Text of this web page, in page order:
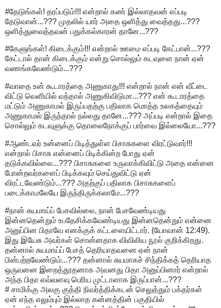
#தேடுங்கள்! தரப்படும்!!! என்றால் கண் இல்லாதவன் எப்படி
தேடுவான்...??? முதலில் யார் அதை ஒளித்து வைத்தது...???
ஒளித்துவைத்தவன் பதுக்கல்காரன் தானே...???
#கேளுங்கள்! கிடைக்கும்!!! என்றால் ஊமை எப்படி கேட்பான்...???
கேட்டால் தான் கிடைக்கும் என்று சொல்லும் கடவுளை நான் ஏன்
வணங்கவேண்டும்...???
#வாதை உன் கூடாரத்தை அணுகாது!!! என்றால் நான் என் வீட்டை
விட்டு வெளியில் வந்தால் அணுகிவிடுமா...??? என் கூடாரத்தை
மட்டும் அணுகாமல் இருப்பதற்கு பதிலாக மொத்த உலகத்தையும்
அணுகாமல் இருந்தால் நல்லது தானே...??? அப்படி என்றால் இதை
சொல்லும் கடவுளுக்கு தொலைநோக்குப் பார்வை இல்லையோ...???
#ஆண்டவர் உன்னைப் பிடித்துள்ள பிசாசுகளை விரட்டுவார்!!!
என்றால் பிசாசு என்னைப் பிடிக்கின்ற போது ஏன்
தடுக்கவில்லை...??? பிசாசுகளை உருவாக்கிவிட்டு அதை என்னை
போன்றவர்களைப் பிடிக்கவும் செய்துவிட்டு ஏன்
விரட்டவேண்டும்...??? அதற்குப் பதிலாக பிசாசுகளைப்
படைக்காமலேயே இருந்திருக்கலாமே...???
#நான் சுயமாய்ப் பேசவில்லை, நான் பேசவேண்டியது
இன்னதென்றும் உபதேசிக்கவேண்டியது இன்னதென்றும் என்னை
அனுப்பின பிதாவே எனக்குக் கட்டளையிட்டார். (யோவான் 12:49).
இது இயேசு அவர்கள் சொன்னதாக விவிலிய நூல் குறிக்கிறது.
தன்னால் சுயமாய்ப் பேசத் தெரியாதவனை ஏன் நான்
பின்பற்றவேண்டும்...??? தன்னால் சுயமாகச் சிந்திக்கத் தெரியாத
ஒருவனை இறைத்தூதனாக அவனது பிதா அனுப்பினார் என்றால்
அந்த பிதா எவ்வளவு பெரிய முட்டாளாக இருப்பான்...???
# சாமிக்கு அலகு குத்தி நிவர்த்திக்கடன் செலுத்தும் பக்தர்கள்
ஏன் எந்த எலும்பும் இல்லாத கன்னத்தின் பகுதியில்